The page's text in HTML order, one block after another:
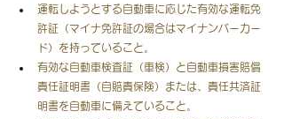
運転しようとする自動車に応じた有効な運転免
許証（マイナ免許証の場合はマイナンバーカー
ド）を持っていること。
有効な自動車検査証（車検）と自動車損害賠償
責任証明書（自賠責保険）または、責任共済証
明書を自動車に備えていること。